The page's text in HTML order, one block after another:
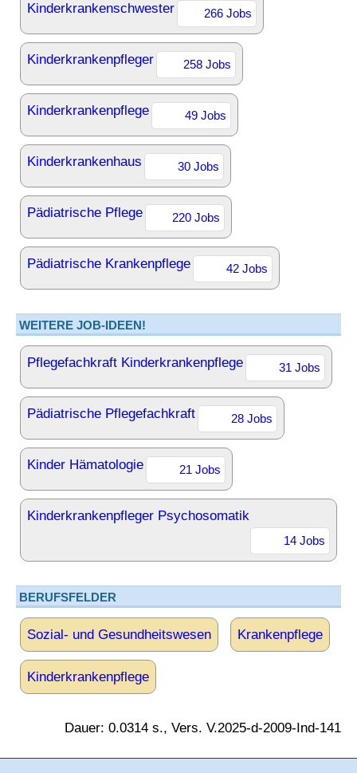
Kinderkrankenschwester 266 Jobs
Kinderkrankenpfleger 258 Jobs
Kinderkrankenpflege 49 Jobs
Kinderkrankenhaus 30 Jobs
Pädiatrische Pflege 220 Jobs
Pädiatrische Krankenpflege 42 Jobs
WEITERE JOB-IDEEN!
Pflegefachkraft Kinderkrankenpflege 31 Jobs
Pädiatrische Pflegefachkraft 28 Jobs
Kinder Hämatologie 21 Jobs
Kinderkrankenpfleger Psychosomatik
14 Jobs
BERUFSFELDER
Sozial- und Gesundheitswesen Krankenpflege
Kinderkrankenpflege
Dauer: 0.0314 s., Vers. V.2025-d-2009-Ind-141